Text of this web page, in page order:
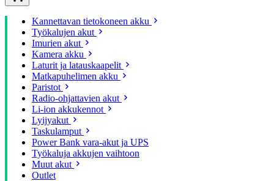
Kannettavan tietokoneen akku
Työkalujen akut
Imurien akut
Kamera akku
Laturit ja latauskaapelit
Matkapuhelimen akku
Paristot
Radio-ohjattavien akut
Li-ion akkukennot
Lyijyakut
Taskulamput
Power Bank vara-akut ja UPS
Työkaluja akkujen vaihtoon
Muut akut
Outlet